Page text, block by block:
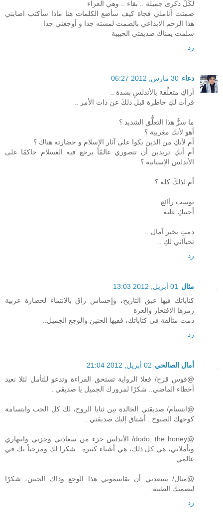
لكُلّ ذكرى جميلة .. بقاء .. وهي العزاء
صمتت أناملي فجاة كيف سأضع الكلمات هنا ماذا سأكتب اصابني
هذا الزخم الابداعي بالصمت لمسته جدا و أوجعني جدا
سلمت يمناك صديقتي الحبيبة
رد
دعاء 30 مارس, 2012 06:27
أراكِ متعلِّقة بالأندلسِ بشدة ..
قرأت لكِ خاطرة قبل ذلكَ عن ذات الأمر ..
ما سرُّ هذا التعلُّق الشديد ؟
أهو لأنك مغربية ؟
أم لأنكِ من الذين بكوا على آثار الإسلام و حضارته هناك ؟
أم أنكِ تريدين أن تتصوري عالمًأ يرجع فيه الغسلام حاكمًا على
الأندلس الإسبانية ؟
أم لذلكَ كله ؟
بوست رآائع ..
أحييكِ عليه ..
دمتِ بخير آمال ..
تحيآاتي لكِ ..
رد
مثال
01 أبريل, 2012 13:03
كناباتك فيها عبق التاريخ، وإحساس راق بالانتماء لحضارة عربية
رمزها الافتخار والعزة
دمت متألقة في كتاباتك، ففيها الحنين والوجع الجميل..
رد
أمال الصالحي 02 أبريل, 2012 21:04
@قوس قزح/ فعلا الرواية تستحق القراءة وتدعو للتأمل لئلا نعيد
أخطاء الماضي.. شكرًا لمرورك الجميل يا صديقي .
@ابتسام/ صديقتي الخالدة بين ثنايا الروح، لك كل الحب وابتسامة
كوجهك الصبوح.. أشتاق إليك صديقتي .
@dodo, the honey/ الأندلس جزء من سعادتي وحزني وانبهاري
وتأملاتي، هي كل ذلك، هي أشياء كثيرة.. شكرا لك ومرحباً بك في
عالمي..
@مثال/ يسعدني أن تقاسموني هذا الوجع وذاك الحنين، شكرًا
لبصمتك الطيبة .
رد